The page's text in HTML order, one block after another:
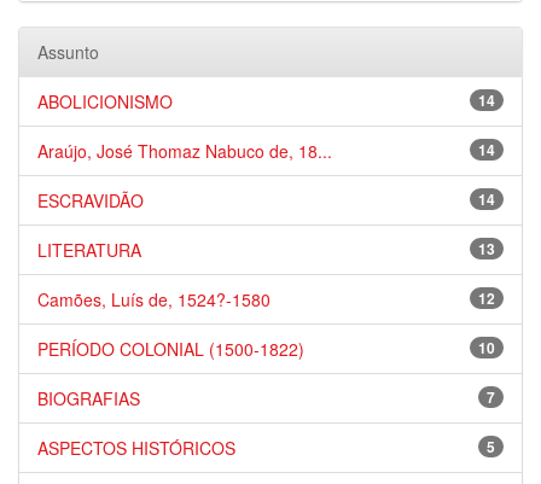
Assunto
14
ABOLICIONISMO
14
Araújo, José Thomaz Nabuco de, 18...
14
ESCRAVIDÃO
13
LITERATURA
12
Camões, Luís de, 1524?-1580
10
PERÍODO COLONIAL (1500-1822)
7
BIOGRAFIAS
5
ASPECTOS HISTÓRICOS